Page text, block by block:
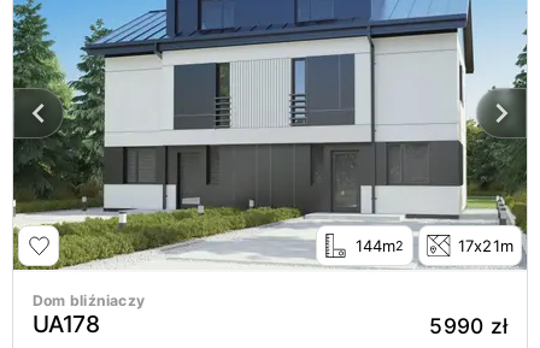
144m2 17x21m
Dom bliźniaczy
UA178 5990 zł